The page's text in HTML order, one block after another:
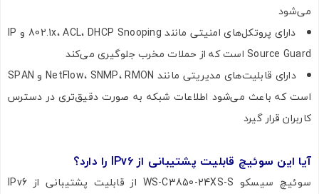
می‌شود
دارای پروتکل‌های امنیتی مانند 802.1x، ACL، DHCP Snooping و IP
Source Guard است که از حملات مخرب جلوگیری می‌کند
دارای قابلیت‌های مدیریتی مانند NetFlow، SNMP، RMON و SPAN
است که باعث می‌شود اطلاعات شبکه به صورت دقیق‌تری در دسترس
کاربران قرار گیرد
آیا این سوئیچ قابلیت پشتیبانی ازIPv6 را دارد؟
سوئیچ سیسکو WS-C3850-24XS-S از قابلیت پشتیبانی از IPv6